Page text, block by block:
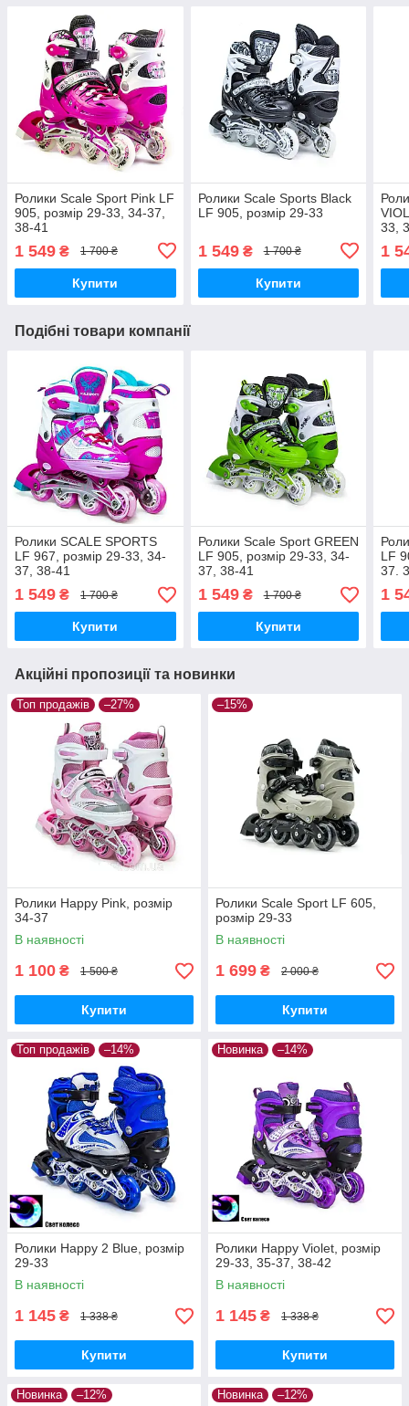
Ролики Scale Sport Pink LF
905, розмір 29-33, 34-37,
38-41
1 549 ₴ 1 700 ₴
Купити
Ролики Scale Sports Black
LF 905, розмір 29-33
1 549₴ 1 700 ₴
Купити
33,
1
Подібні товари компанії
Ролики SCALE SPORTS
LF 967, розмір 29-33, 34-
37, 38-41
1 549 ₴ 1 700 ₴
Купити
Ролики Scale Sport GREEN
LF 905, розмір 29-33, 34-
37, 38-41
1 549₴ 1 700 ₴
Купити
LF
37.
1
Акційні пропозиції та новинки
Топ продажів –27%
Ролики Happy Pink, розмір
34-37
В наявності
1 100 ₴ 1 500 ₴
Купити
–15%
Ролики Scale Sport LF 605,
розмір 29-33
В наявності
1 699 ₴ 2 000 ₴
Купити
Топ продажів –14%
Ролики Happy 2 Blue, розмір
29-33
В наявності
1 145 ₴ 1 338 ₴
Купити
Новинка –14%
Ролики Happy Violet, розмір
29-33, 35-37, 38-42
В наявності
1 145 ₴ 1 338 ₴
Купити
Новинка –12% Новинка –12%